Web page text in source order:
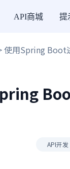
API商城 提
使用Spring Boot
API开发